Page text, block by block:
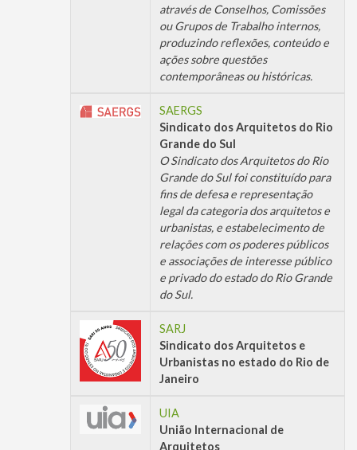
através de Conselhos, Comissões
ou Grupos de Trabalho internos,
produzindo reflexões, conteúdo e
ações sobre questões
contemporâneas ou históricas.
SAERGS
Sindicato dos Arquitetos do Rio
Grande do Sul
O Sindicato dos Arquitetos do Rio
Grande do Sul foi constituído para
fins de defesa e representação
legal da categoria dos arquitetos e
urbanistas, e estabelecimento de
relações com os poderes públicos
e associações de interesse público
e privado do estado do Rio Grande
do Sul.
SARJ
Sindicato dos Arquitetos e
Urbanistas no estado do Rio de
Janeiro
UIA
União Internacional de
Arquitetos